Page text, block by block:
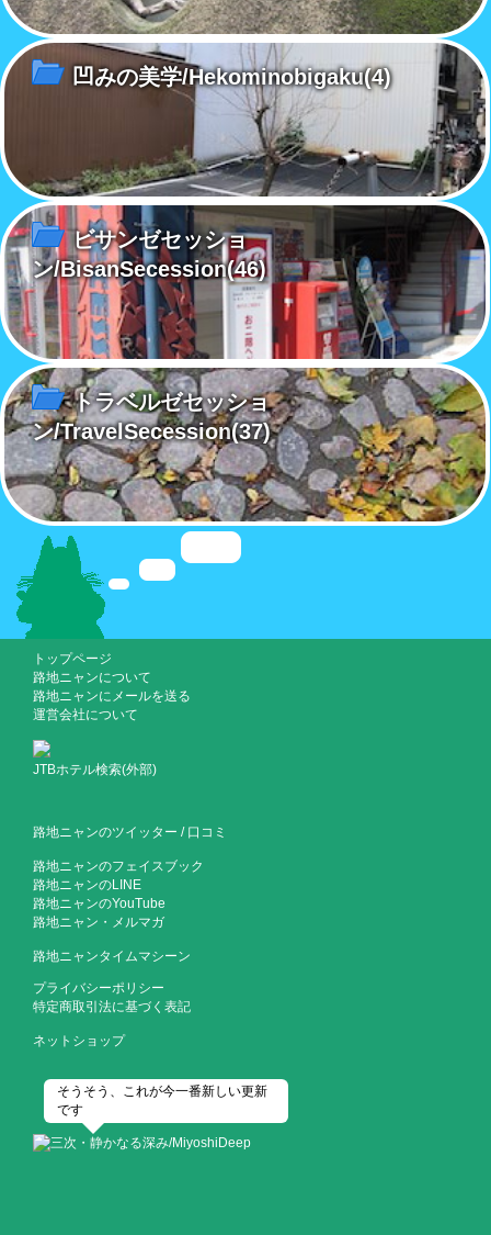
凹みの美学/Hekominobigaku(4)
ビサンゼセッショ
ン/BisanSecession(46)
トラベルゼセッショ
ン/TravelSecession(37)
トップページ
路地ニャンについて
路地ニャンにメールを送る
運営会社について
JTBホテル検索(外部)
路地ニャンのツイッター / 口コミ
路地ニャンのフェイスブック
路地ニャンのLINE
路地ニャンのYouTube
路地ニャン・メルマガ
路地ニャンタイムマシーン
プライバシーポリシー
特定商取引法に基づく表記
ネットショップ
そうそう、これが今一番新しい更新
です